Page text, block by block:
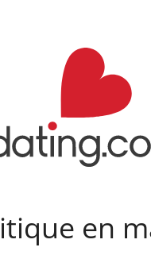
en